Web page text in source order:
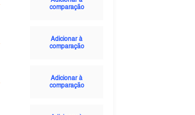
comparação
Adicionar à
comparação
Adicionar à
comparação